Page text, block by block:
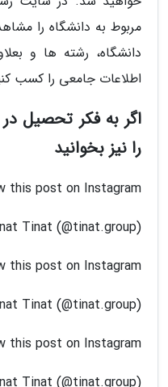
مربوط به دانشگاه را
دانشگاه، رشته ها و
اطلاعات جامعی را کسب
اگر به فکر تحصیل
را نیز بخوانید
this post on Instagram
Tinat (@tinat.group)
this post on Instagram
Tinat (@tinat.group)
this post on Instagram
Tinat (@tinat.group)